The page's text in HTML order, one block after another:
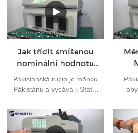
Jak třídit smíšenou
nominální hodnotu
pákistánských rupií?
Pákistánská rupie je měnou
Pákistánu a vydává ji Státní
současné době je v
Pákistánu v oběhu 7 druhů
bankovek: 10 rupií, 20 rupií,
Je